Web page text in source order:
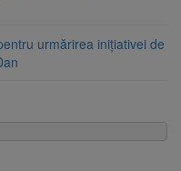
urmărirea inițiativei de